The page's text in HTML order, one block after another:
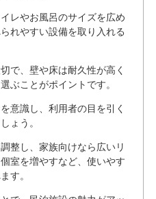
レやお風呂のサイズを広め
れやすい設備を取り入れる
で、壁や床は耐久性が高く
ぶことがポイントです。
意識し、利用者の目を引く
ょう。
整し、家族向けなら広いリ
室を増やすなど、使いやす
す。